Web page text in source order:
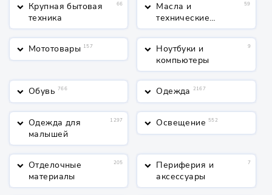
keyboard_arrow_down Крупная бытовая
техника
66 keyboard_arrow_down Масла и
технические
жидкости
59
keyboard_arrow_down Мототовары 157 keyboard_arrow_down Ноутбуки и
компьютеры
9
keyboard_arrow_down Обувь 766 keyboard_arrow_down Одежда 2167
keyboard_arrow_down Одежда для
малышей
1297 keyboard_arrow_down Освещение 552
keyboard_arrow_down Отделочные
материалы
205 keyboard_arrow_down Периферия и
аксессуары
7